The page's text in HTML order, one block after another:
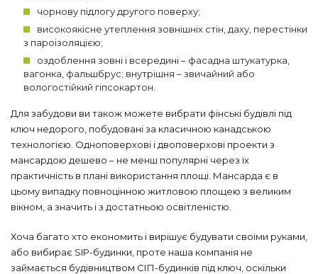
чорнову підлогу другого поверху;
високоякісне утеплення зовнішніх стін, даху, перестінки
з пароізоляцією;
оздоблення зовні і всередині – фасадна штукатурка,
вагонка, фальшбрус; внутрішня – звичайний або
вологостійкий гіпсокартон.
Для забудови ви також можете вибрати фінські будівлі під
ключ недорого, побудовані за класичною канадською
технологією. Одноповерхові і двоповерхові проекти з
мансардою дешево – не менш популярні через їх
практичність в плані використання площі. Мансарда є в
цьому випадку повноцінною житловою площею з великим
вікном, а значить і з достатньою освітленістю.
Хоча багато хто економить і вирішує будувати своїми руками,
або вибирає SIP-будинки, проте наша компанія не
займається будівництвом СІП-будинків під ключ, оскільки